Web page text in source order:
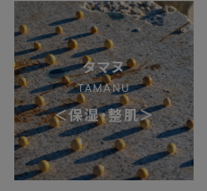
タマヌ
TAMANU
＜保湿・整肌＞